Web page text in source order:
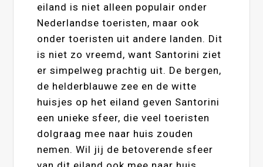
eiland is niet alleen populair onder
Nederlandse toeristen, maar ook
onder toeristen uit andere landen. Dit
is niet zo vreemd, want Santorini ziet
er simpelweg prachtig uit. De bergen,
de helderblauwe zee en de witte
huisjes op het eiland geven Santorini
een unieke sfeer, die veel toeristen
dolgraag mee naar huis zouden
nemen. Wil jij de betoverende sfeer